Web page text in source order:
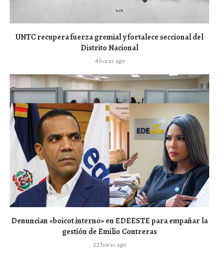
UNTC recupera fuerza gremial y fortalece seccional del
Distrito Nacional
4 horas ago
Denuncian «boicot interno» en EDEESTE para empañar la
gestión de Emilio Contreras
22 horas ago